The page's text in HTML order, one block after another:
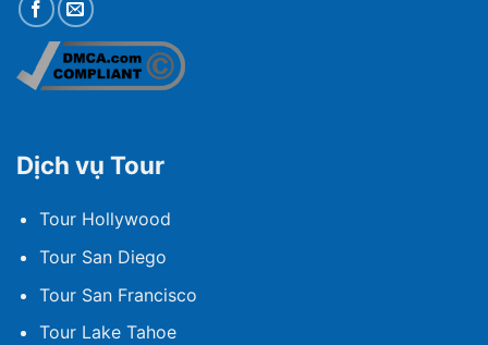
Dịch vụ Tour
Tour Hollywood
Tour San Diego
Tour San Francisco
Tour Lake Tahoe